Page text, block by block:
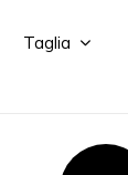
Taglia